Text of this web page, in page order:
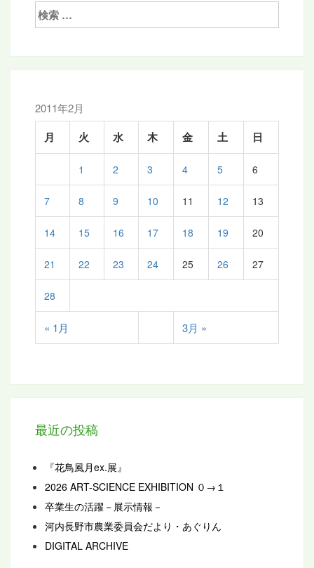
検
索:
2011年2月
月 火 水 木 金 土 日
« 1月 3月 »
1 2 3 4 5 6
7 8 9 10 11 12 13
14 15 16 17 18 19 20
21 22 23 24 25 26 27
28
最近の投稿
『花鳥風月ex.展』
2026 ART-SCIENCE EXHIBITION ０→１
卒業生の活躍－展示情報－
河内長野市農業委員会だより・あぐりん
DIGITAL ARCHIVE